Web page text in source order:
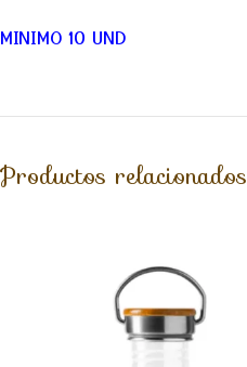
MINIMO 10 UND
Productos relacionados